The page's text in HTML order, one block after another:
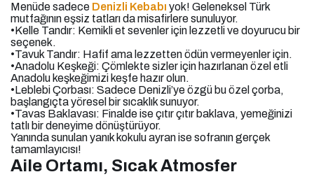
Menüde sadece Denizli Kebabı yok! Geleneksel Türk
mutfağının eşsiz tatları da misafirlere sunuluyor.
•Kelle Tandır: Kemikli et sevenler için lezzetli ve doyurucu bir
seçenek.
•Tavuk Tandır: Hafif ama lezzetten ödün vermeyenler için.
•Anadolu Keşkeği: Çömlekte sizler için hazırlanan özel etli
Anadolu keşkeğimizi keşfe hazır olun.
•Leblebi Çorbası: Sadece Denizli’ye özgü bu özel çorba,
başlangıçta yöresel bir sıcaklık sunuyor.
•Tavas Baklavası: Finalde ise çıtır çıtır baklava, yemeğinizi
tatlı bir deneyime dönüştürüyor.
Yanında sunulan yanık kokulu ayran ise sofranın gerçek
tamamlayıcısı!
Aile Ortamı, Sıcak Atmosfer